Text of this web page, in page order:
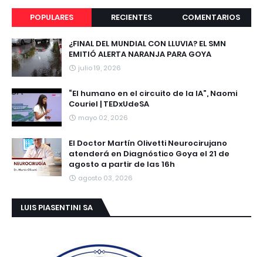
POPULARES RECIENTES COMENTARIOS
¿FINAL DEL MUNDIAL CON LLUVIA? EL SMN
EMITIÓ ALERTA NARANJA PARA GOYA
julio 19, 2026
“El humano en el circuito de la IA”, Naomi
Couriel | TEDxUdeSA
mayo 02, 2026
El Doctor Martín Olivetti Neurocirujano
atenderá en Diagnóstico Goya el 21 de
agosto a partir de las 16h
agosto 03, 2026
LUIS PIASENTINI SA